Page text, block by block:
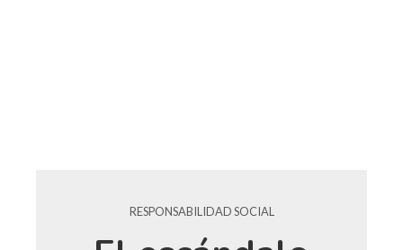
RESPONSABILIDAD SOCIAL